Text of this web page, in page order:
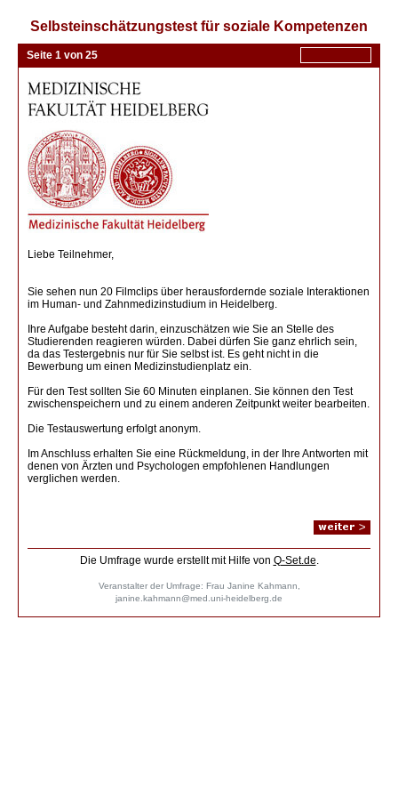
Selbsteinschätzungstest für soziale Kompetenzen
Seite 1 von 25
Liebe Teilnehmer,
Sie sehen nun 20 Filmclips über herausfordernde soziale Interaktionen
im Human- und Zahnmedizinstudium in Heidelberg.
Ihre Aufgabe besteht darin, einzuschätzen wie Sie an Stelle des
Studierenden reagieren würden. Dabei dürfen Sie ganz ehrlich sein,
da das Testergebnis nur für Sie selbst ist. Es geht nicht in die
Bewerbung um einen Medizinstudienplatz ein.
Für den Test sollten Sie 60 Minuten einplanen. Sie können den Test
zwischenspeichern und zu einem anderen Zeitpunkt weiter bearbeiten.
Die Testauswertung erfolgt anonym.
Im Anschluss erhalten Sie eine Rückmeldung, in der Ihre Antworten mit
denen von Ärzten und Psychologen empfohlenen Handlungen
verglichen werden.
Die Umfrage wurde erstellt mit Hilfe von Q-Set.de.
Veranstalter der Umfrage: Frau Janine Kahmann,
janine.kahmann@med.uni-heidelberg.de